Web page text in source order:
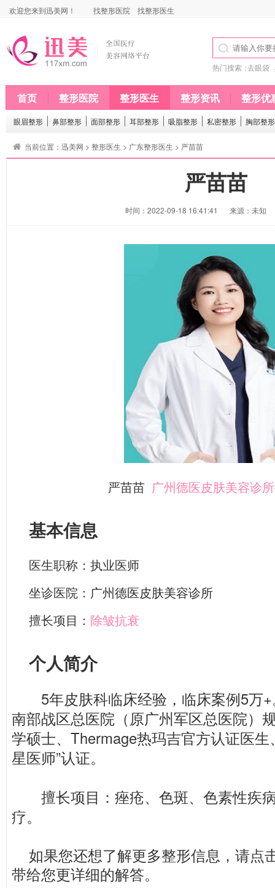
欢迎您来到迅美网！ 找整形医院 找整形医生
热门搜索：去眼袋
首页 整形医院 整形医生 整形资讯 整形优
眼眉整形 鼻部整形 面部整形 耳部整形 吸脂整形 私密整形 胸部整形
当前位置： 迅美网 > 整形医生 > 广东整形医生 > 严苗苗
严苗苗
时间：2022-09-18 16:41:41 来源：未知
严苗苗 广州德医皮肤美容诊所
基本信息
医生职称：执业医师
坐诊医院： 广州德医皮肤美容诊所
擅长项目： 除皱抗衰
个人简介
5年皮肤科临床经验，临床案例5万+
南部战区总医院（原广州军区总医院）
学硕士、Thermage热玛吉官方认证医生
星医师”认证。
擅长项目：痤疮、色斑、色素性疾
疗。
如果您还想了解更多整形信息，请点
带给您更详细的解答。